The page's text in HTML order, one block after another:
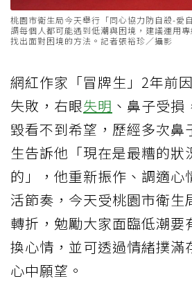
桃園市衛生局今天舉行「同心協力防自殺-愛
調每個人都可能遇到低潮與困境，建議運用
找出面對困境的方法。記者張裕珍／攝影
網紅作家「冒牌生」2年前
失敗，右眼失明 、鼻子受
毀看不到希望，歷經多次鼻
生告訴他「現在是最糟的狀
的」，他重新振作、調適心
活節奏，今天受桃園市衛生
轉折，勉勵大家面臨低潮要
換心情，並可透過情緒撲滿
心中願望。